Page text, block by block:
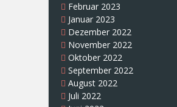
Februar 2023
Januar 2023
Dezember 2022
November 2022
Oktober 2022
September 2022
August 2022
Juli 2022